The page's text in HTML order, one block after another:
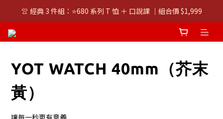
👚 經典 3 件組：⭐680 系列 T 恤 ＋ 口說課 ｜組合價 $1,999
👚 經典 3 件組：⭐680 系列 T 恤 ＋ 口說課 ｜組合價 $1,999
YOT WATCH 40mm（芥末
黃）